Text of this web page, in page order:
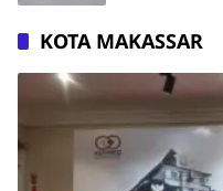
KOTA MAKASSAR